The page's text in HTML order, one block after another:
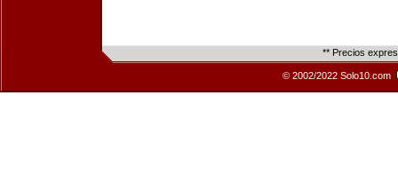
** Precios
© 2002/2022 Solo10.com